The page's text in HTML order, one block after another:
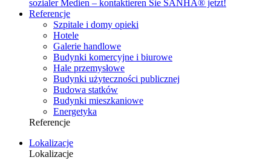
Referencje
Szpitale i domy opieki
Hotele
Galerie handlowe
Budynki komercyjne i biurowe
Hale przemysłowe
Budynki użyteczności publicznej
Budowa statków
Budynki mieszkaniowe
Energetyka
Referencje
Lokalizacje
Lokalizacje